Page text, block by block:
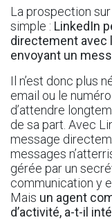
La prospection
simple : LinkedIn
directement avec
envoyant un
Il n’est donc plus
email ou le
d’attendre
de sa part. Avec
message
messages
gérée par un
communication y
Mais un agent
d’activité, a-t-il